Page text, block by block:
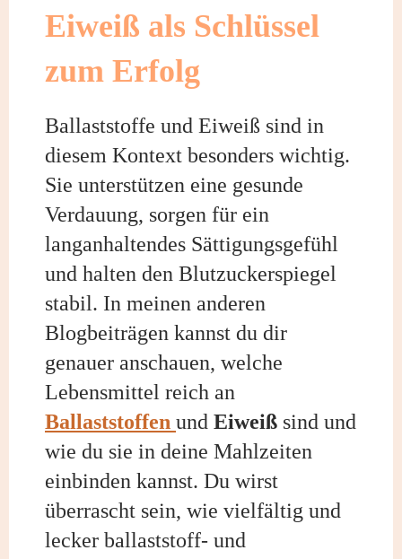
Eiweiß als Schlüssel
zum Erfolg
Ballaststoffe und Eiweiß sind in
diesem Kontext besonders wichtig.
Sie unterstützen eine gesunde
Verdauung, sorgen für ein
langanhaltendes Sättigungsgefühl
und halten den Blutzuckerspiegel
stabil. In meinen anderen
Blogbeiträgen kannst du dir
genauer anschauen, welche
Lebensmittel reich an
Ballaststoffen und Eiweiß sind und
wie du sie in deine Mahlzeiten
einbinden kannst. Du wirst
überrascht sein, wie vielfältig und
lecker ballaststoff- und